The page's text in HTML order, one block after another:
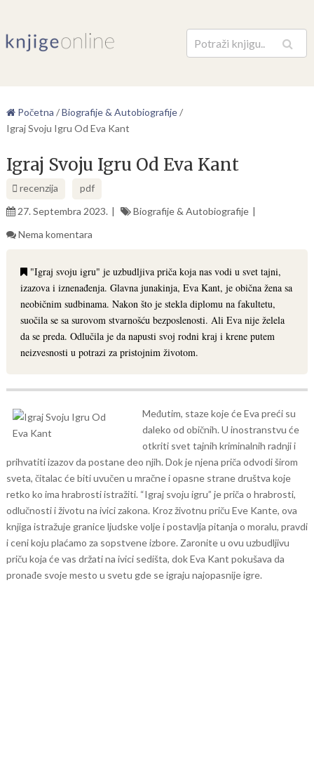
Pretraga
Početna /Biografije & Autobiografije/
Igraj Svoju Igru Od Eva Kant
Igraj Svoju Igru Od Eva Kant
recenzija
pdf
27. Septembra 2023.
Biografije & Autobiografije
Nema komentara
"Igraj svoju igru" je uzbudljiva priča koja nas vodi u svet tajni,
izazova i iznenađenja. Glavna junakinja, Eva Kant, je obična žena sa
neobičnim sudbinama. Nakon što je stekla diplomu na fakultetu,
suočila se sa surovom stvarnošću bezposlenosti. Ali Eva nije želela
da se preda. Odlučila je da napusti svoj rodni kraj i krene putem
neizvesnosti u potrazi za pristojnim životom.
Međutim, staze koje će Eva preći su
daleko od običnih. U inostranstvu će
otkriti svet tajnih kriminalnih radnji i
prihvatiti izazov da postane deo njih. Dok je njena priča odvodi širom
sveta, čitalac će biti uvučen u mračne i opasne strane društva koje
retko ko ima hrabrosti istražiti. “Igraj svoju igru” je priča o hrabrosti,
odlučnosti i životu na ivici zakona. Kroz životnu priču Eve Kante, ova
knjiga istražuje granice ljudske volje i postavlja pitanja o moralu, pravdi
i ceni koju plaćamo za sopstvene izbore. Zaronite u ovu uzbudljivu
priču koja će vas držati na ivici sedišta, dok Eva Kant pokušava da
pronađe svoje mesto u svetu gde se igraju najopasnije igre.